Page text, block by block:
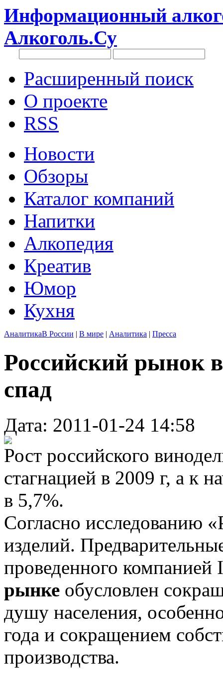
Информационный
Алкоголь.Су
Расширенный поиск
О проекте
RSS
Новости
Обзоры
Каталог компаний
Напитки
Алкопедия
Креатив
Юмор
Кухня
АналитикаВ России | В мире | Аналитика | Пресса
Российский рынок
спад
Дата: 2011-01-24 14:58
Рост российского
стагнацией в 2009 г, а к
в 5,7%.
Согласно исследованию
изделий.
проведенного компанией
рынке обусловлен
душу населения,
года и сокращением
производства.